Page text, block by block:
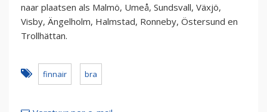
naar plaatsen als Malmö, Umeå, Sundsvall, Växjö,
Visby, Ängelholm, Halmstad, Ronneby, Östersund en
Trollhättan.
finnair bra